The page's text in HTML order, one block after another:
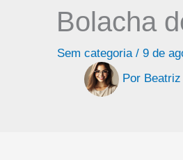
Bolacha
Sem categoria/ 9 de
Por